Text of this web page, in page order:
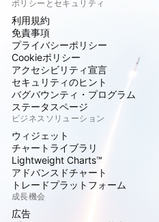
ポリシーとセキュリティ
利用規約
免責事項
プライバシーポリシー
Cookieポリシー
アクセシビリティ宣言
セキュリティのヒント
バグバウンティ・プログラム
ステータスページ
ビジネスソリューション
ウィジェット
チャートライブラリ
Lightweight Charts™
アドバンスドチャート
トレードプラットフォーム
成長機会
広告